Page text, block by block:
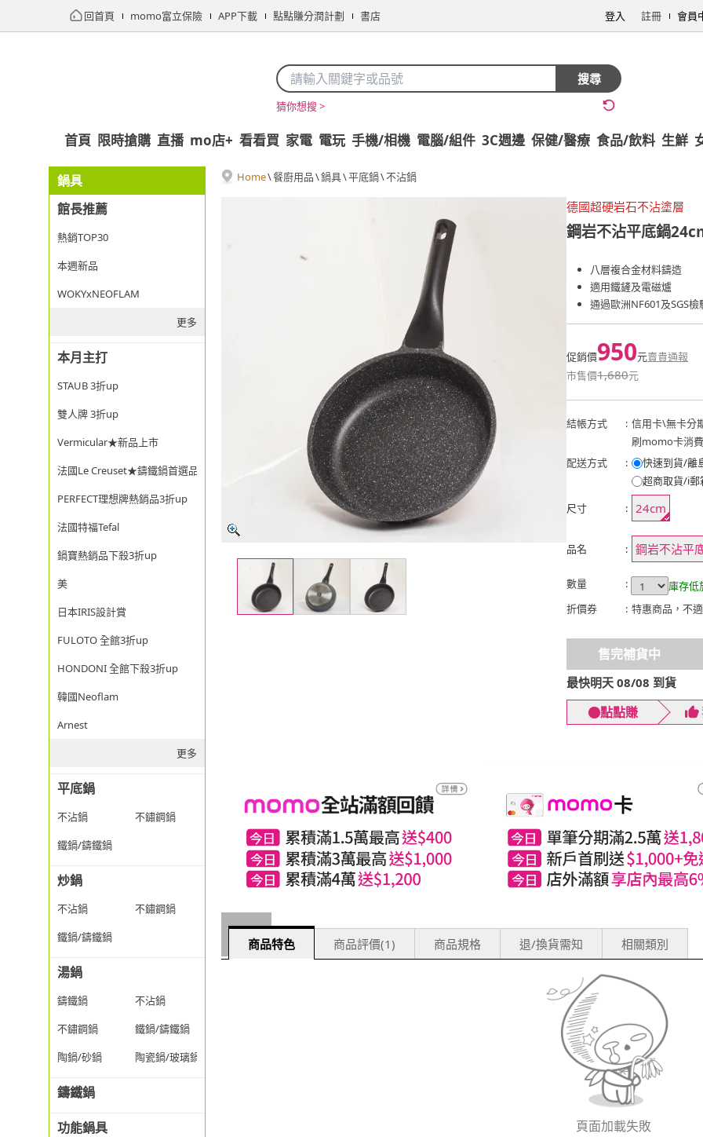
回首頁 momo富立保險 APP下載 點點賺分潤計劃 書店 登入 註冊 會員
搜尋
猜你想搜 >
首頁 限時搶購 直播 mo店+ 看看買 家電 電玩 手機/相機 電腦/組件 3C週邊 保健/醫療 食品/飲料 生鮮
鍋具
館長推薦
熱銷TOP30
本週新品
WOKYxNEOFLAM
更多
本月主打
STAUB 3折up
雙人牌 3折up
Vermicular★新品上市
法國Le Creuset★鑄鐵鍋首選品牌
PERFECT理想牌熱銷品3折up
法國特福Tefal
鍋寶熱銷品下殺3折up
美
日本IRIS設計賞
FULOTO 全館3折up
HONDONI 全館下殺3折up
韓國Neoflam
Arnest
更多
平底鍋
不沾鍋
不鏽鋼鍋
鐵鍋/鑄鐵鍋
炒鍋
不沾鍋
不鏽鋼鍋
鐵鍋/鑄鐵鍋
湯鍋
鑄鐵鍋
不沾鍋
不鏽鋼鍋
鐵鍋/鑄鐵鍋
陶鍋/砂鍋
陶瓷鍋/玻璃鍋/透明鍋
鑄鐵鍋
功能鍋具
Home\餐廚用品\鍋具\平底鍋\不沾鍋
德國超硬岩石不沾塗層
鋼岩不沾平底鍋
八層複合金材料鑄造
適用鐵鏟及電磁爐
通過歐洲NF601及SGS檢
促銷價950元賣貴通報
市售價1,680元
結帳方式 : 信用卡\無卡分
刷momo卡消
配送方式
:
快速到貨/離
超商取貨/i郵
尺寸
: 24cm
品名 : 鋼岩不沾平
數量 :
庫存低
折價券
: 特惠商品，不
售完補貨中
最快明天 08/08 到貨
點點賺
商品特色 商品評價(1) 商品規格 退/換貨需知 相關類別
頁面加載失敗